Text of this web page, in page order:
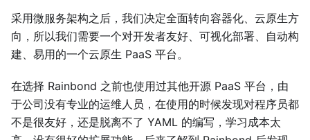
采用微服务架构之后，我们决定全面转向容器化、云原生方
向，所以我们需要一个对开发者友好、可视化部署、自动构
建、易用的一个云原生 PaaS 平台。
在选择 Rainbond 之前也使用过其他开源 PaaS 平台，由
于公司没有专业的运维人员，在使用的时候发现对程序员都
不是很友好，还是脱离不了 YAML 的编写，学习成本太